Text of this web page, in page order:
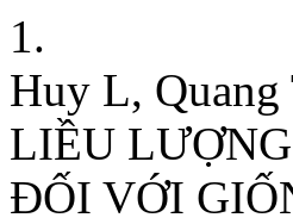
1.
Huy L,
LIỀU
ĐỐI VỚI